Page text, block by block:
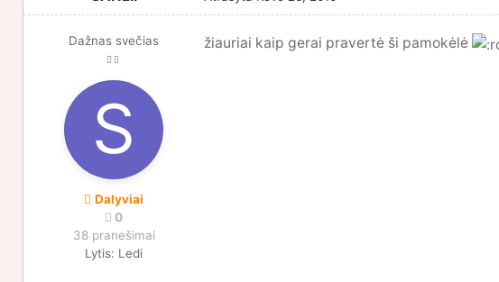
Dažnas svečias
Dalyviai
0
38 pranešimai
Lytis: Ledi
žiauriai kaip gerai pravertė ši pamokėlė